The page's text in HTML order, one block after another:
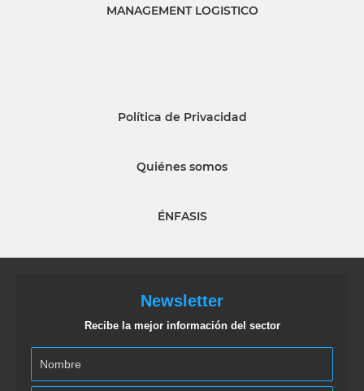
MANAGEMENT LOGISTICO
Política de Privacidad
Quiénes somos
ÉNFASIS
Newsletter
Recibe la mejor información del sector